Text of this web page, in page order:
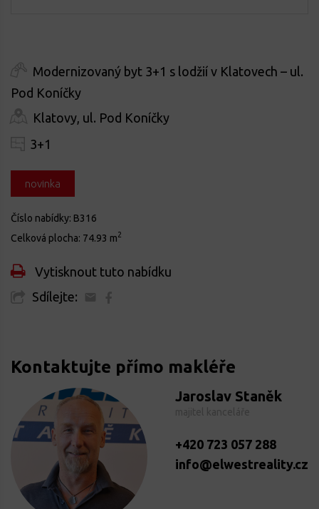
Modernizovaný byt 3+1 s lodžií v Klatovech – ul.
Pod Koníčky
Klatovy, ul. Pod Koníčky
3+1
novinka
Číslo nabídky: B316
Celková plocha: 74.93 m2
Vytisknout tuto nabídku
Sdílejte:
Kontaktujte přímo makléře
Jaroslav Staněk
+420 723 057 288
info@elwestreality.cz